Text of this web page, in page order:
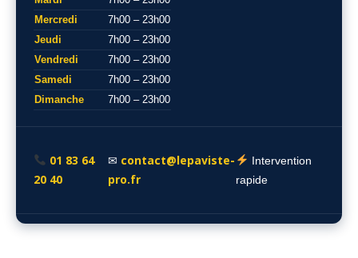
Mercredi
7h00 – 23h00
Jeudi
7h00 – 23h00
Vendredi
7h00 – 23h00
Samedi
7h00 – 23h00
Dimanche
7h00 – 23h00
01 83 64
20 40
✉ contact@lepaviste-
pro.fr
Intervention
rapide